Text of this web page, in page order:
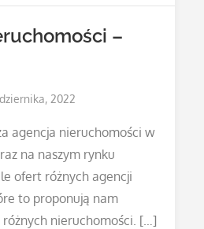
–
2022
agencja nieruchomości w
na naszym rynku
ofert różnych agencji
to proponują nam
nieruchomości. […]